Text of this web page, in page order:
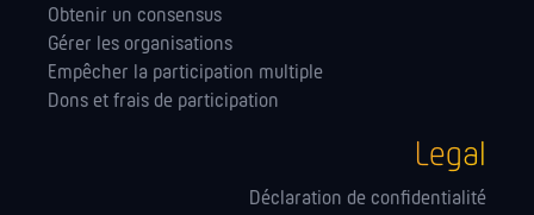
Obtenir un consensus
Gérer les orga­nisations
Empêcher la participation multiple
Dons et frais de participation
Legal
Déclaration de confidentialité